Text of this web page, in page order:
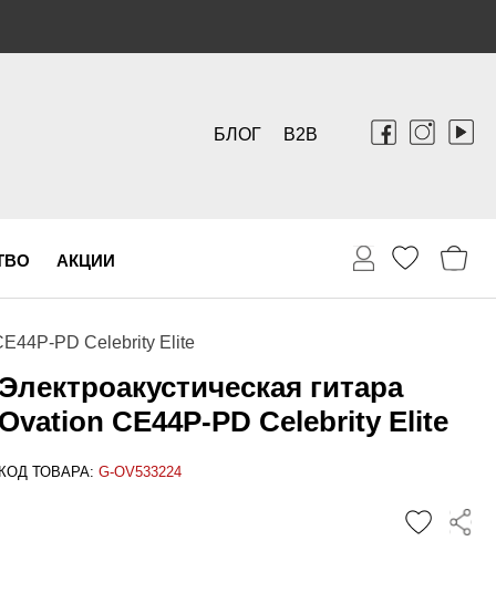
B2B
БЛОГ
АКЦИИ
PD Celebrity Elite
гитара
Ovation CE44P-PD Celebrity Elite
КОД ТОВАРА: G-OV533224